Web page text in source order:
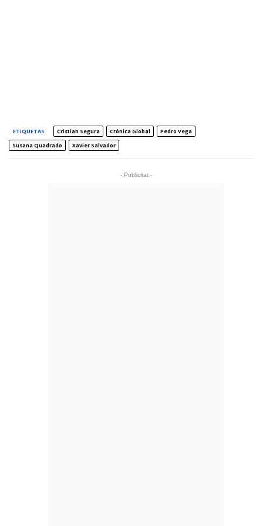
ETIQUETAS Cristian Segura Crónica Global
Pedro Vega
Susana Quadrado
Xavier Salvador
- Publicitat -